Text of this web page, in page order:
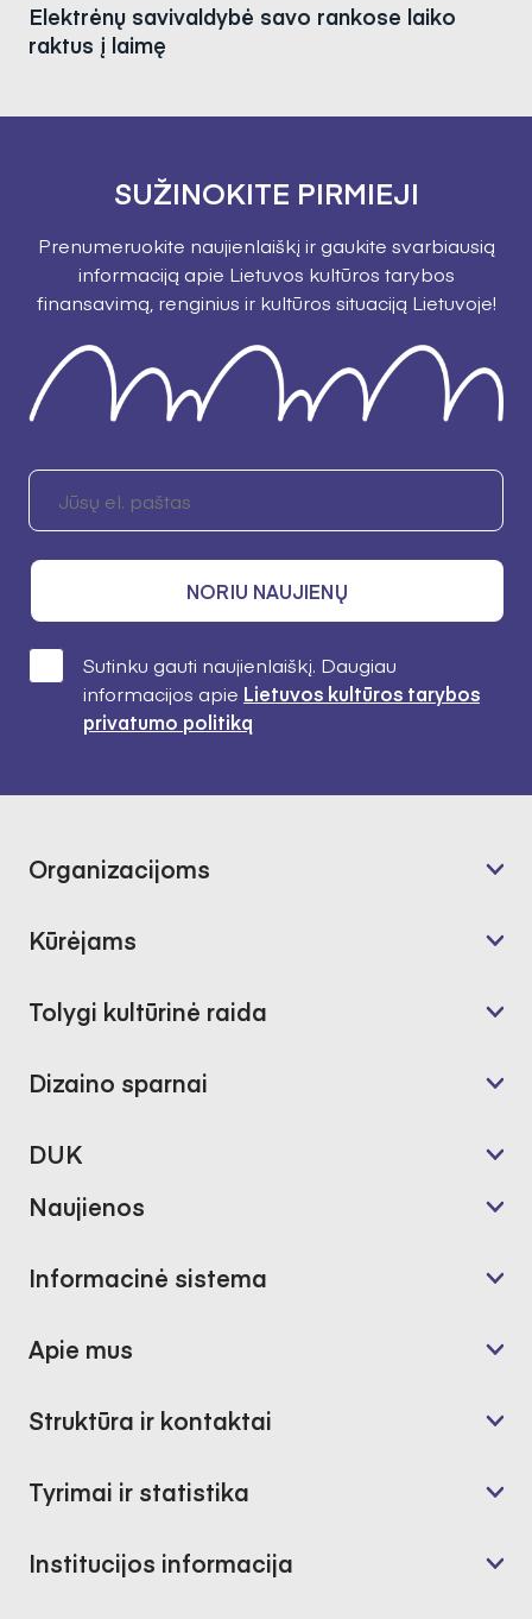
Elektrėnų savivaldybė savo rankose laiko
raktus į laimę
SUŽINOKITE PIRMIEJI
Prenumeruokite naujienlaiškį ir gaukite svarbiausią
informaciją apie Lietuvos kultūros tarybos
finansavimą, renginius ir kultūros situaciją Lietuvoje!
NORIU NAUJIENŲ
Sutinku gauti naujienlaiškį. Daugiau
informacijos apie Lietuvos kultūros tarybos
privatumo politiką
Organizacijoms
Kūrėjams
Tolygi kultūrinė raida
Dizaino sparnai
DUK
Naujienos
Informacinė sistema
Apie mus
Struktūra ir kontaktai
Tyrimai ir statistika
Institucijos informacija